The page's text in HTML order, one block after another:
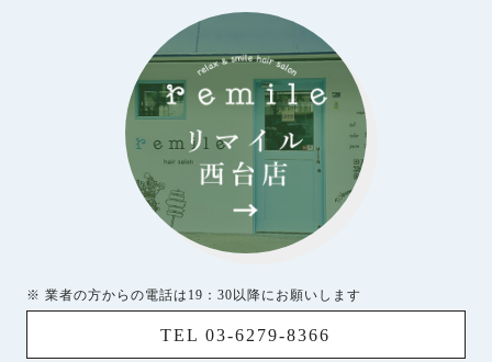
※ 業者の方からの電話は19：30以降にお願いします
TEL 03-6279-8366